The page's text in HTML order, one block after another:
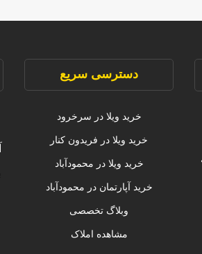
دسترسی سریع
خرید ویلا در سرخرود
خرید ویلا در فریدون کنار
خرید ویلا در محمودآباد
خرید آپارتمان در محمودآباد
وبلاگ تخصصی
مشاهده املاک